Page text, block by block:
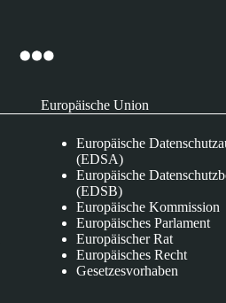
Europäische Union
Europäische
(EDSA)
Europäische
(EDSB)
Europäische Kommission
Europäisches Parlament
Europäischer Rat
Europäisches Recht
Gesetzesvorhaben